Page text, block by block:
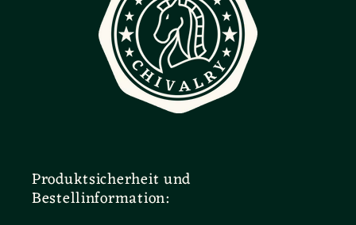
Produktsicherheit und
Bestellinformation: